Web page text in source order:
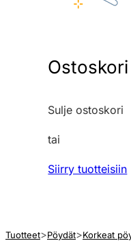
Sulje ostoskori
tai
Siirry tuotteisiin
Tuotteet Pöydät Korkeat